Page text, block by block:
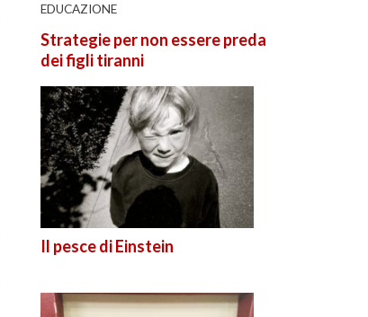
EDUCAZIONE
Strategie per non essere preda
dei figli tiranni
Il pesce di Einstein